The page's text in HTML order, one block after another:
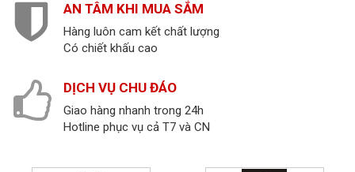
AN TÂM KHI MUA SẮM
Hàng luôn cam kết chất lượng
Có chiết khấu cao
DỊCH VỤ CHU ĐÁO
Giao hàng nhanh trong 24h
Hotline phục vụ cả T7 và CN